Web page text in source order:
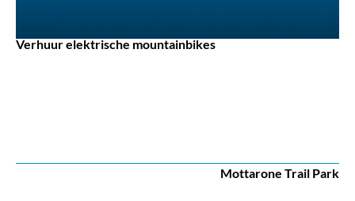
Verhuur elektrische mountainbikes
Mottarone Trail Park